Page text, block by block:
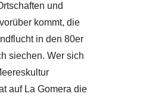
und
kommt, die
in den 80er
siechen. Wer sich
auf La Gomera die